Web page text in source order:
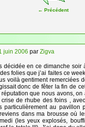
← Précédent
juin 2006 par Zigva
décidée en ce dimanche soir
folies que j’ai faites ce
voilà gentiment remerciées
donc de fêter la fin de
que nous avons, on
de rhube des foins ,
particulièrement au pavillon
dans ma brousse où
(les yeux explosés,